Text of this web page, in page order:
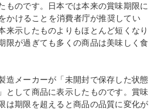
ものです。日本では本来の賞味期限に
かけることを消費者庁が推奨してい
来示したものよりもほとんど短くなり
限が過ぎても多くの商品は美味しく食
造メーカーが「未開封で保存した状態
として商品に表示したものです。賞味
は期限を超えると商品の品質に変化が